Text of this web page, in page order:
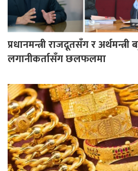
प्रधानमन्त्री राजदूतसँग र अर्थमन्त्री
लगानीकर्तासँग छलफलमा